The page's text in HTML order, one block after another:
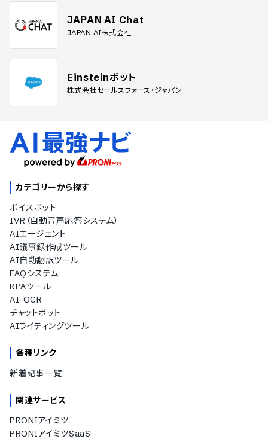
JAPAN AI Chat
JAPAN AI株式会社
Einsteinボット
株式会社セールスフォース・ジャパン
カテゴリーから探す
ボイスボット
IVR（自動音声応答システム）
AIエージェント
AI議事録作成ツール
AI自動翻訳ツール
FAQシステム
RPAツール
AI-OCR
チャットボット
AIライティングツール
各種リンク
新着記事一覧
関連サービス
PRONIアイミツ
PRONIアイミツSaaS